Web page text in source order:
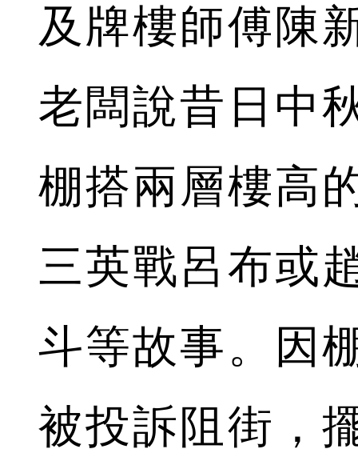
及牌樓師傅陳
老闆說昔日中
棚搭兩層樓高
三英戰呂布或
斗等故事。因
被投訴阻街，